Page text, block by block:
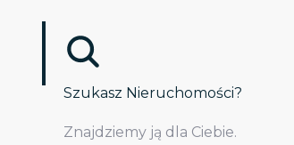
Szukasz Nieruchomości?
Znajdziemy ją dla Ciebie.